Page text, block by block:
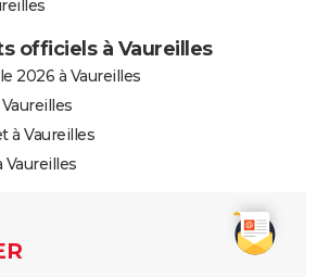
officiels à Vaureilles
2026 à Vaureilles
à Vaureilles
Vaureilles